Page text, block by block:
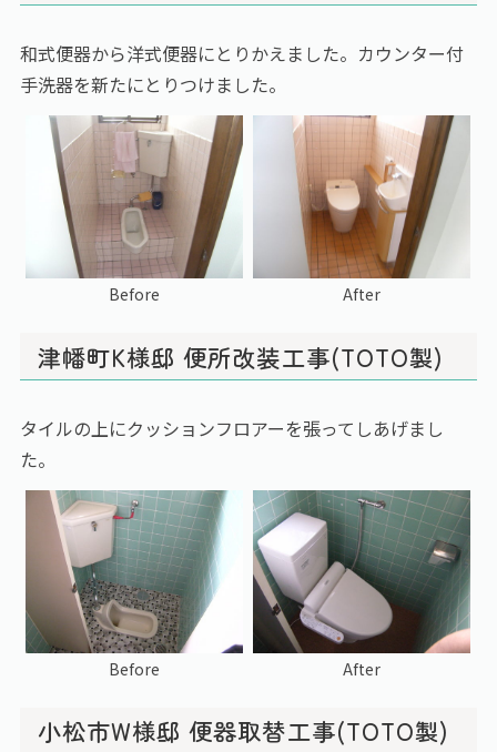
和式便器から洋式便器にとりかえました。カウンター付
手洗器を新たにとりつけました。
Before After
津幡町K様邸 便所改装工事(TOTO製)
タイルの上にクッションフロアーを張ってしあげまし
た。
Before After
小松市W様邸 便器取替工事(TOTO製)